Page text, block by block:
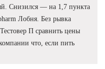
Снизился — на 1,7 пункта
Лобня. Без рывка
П сравнить цены
что, если пить